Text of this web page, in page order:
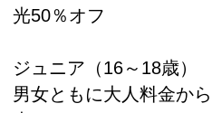
光50％オフ
ジュニア（16～18歳）
男女ともに大人料金か